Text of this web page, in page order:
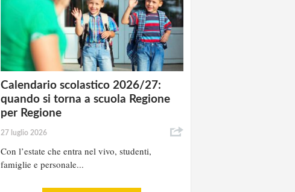
Calendario scolastico 2026/27:
quando si torna a scuola Regione
per Regione
27 luglio 2026
Con l’estate che entra nel vivo, studenti,
famiglie e personale...